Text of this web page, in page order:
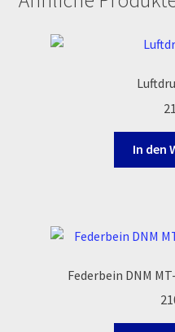
Versandarten
Warenkorb
In den
Federbein DNM